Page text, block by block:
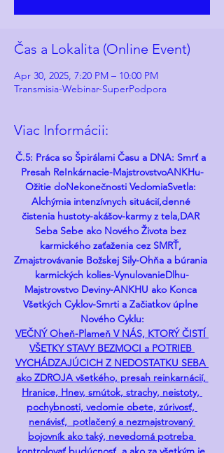
Čas a Lokalita (Online Event)
Apr 30, 2025, 7:20 PM – 10:00 PM
Transmisia-Webinar-SuperPodpora
Viac Informácii:
Č.5: Práca so Špirálami Času a DNA: Smrť a
Presah ReInkárnacie-MajstrovstvoANKHu-
Ožitie doNekonečnosti VedomiaSvetla:
Alchýmia intenzívnych situácií,denné
čistenia hustoty-akášov-karmy z tela,DAR
Seba Sebe ako Nového Života bez
karmického zaťaženia cez SMRŤ,
Zmajstrovávanie Božskej Sily-Ohňa a búrania
karmických kolies-VynulovanieDlhu-
Majstrovstvo Deviny-ANKHU ako Konca
Všetkých Cyklov-Smrti a Začiatkov úplne
Nového Cyklu:
VEČNÝ Oheň-Plameň V NÁS, KTORÝ ČISTÍ
VŠETKY STAVY BEZMOCI a POTRIEB
VYCHÁDZAJÚCICH Z NEDOSTATKU SEBA
ako ZDROJA všetkého, presah reinkarnácií,
Hranice, Hnev, smútok, strachy, neistoty,
pochybnosti, vedomie obete, zúrivosť,
nenávisť,  potlačený a nezmajstrovaný
bojovník ako taký, nevedomá potreba